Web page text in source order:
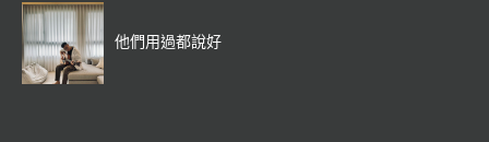
他們用過都說好